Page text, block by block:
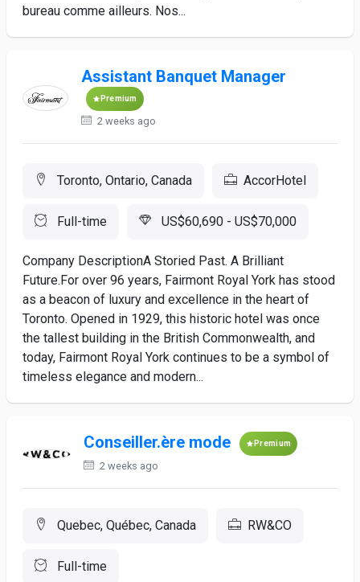
bureau comme ailleurs. Nos...
Assistant Banquet Manager
Premium
2 weeks ago
Toronto, Ontario, Canada AccorHotel
Full-time US$60,690 - US$70,000
Company DescriptionA Storied Past. A Brilliant
Future.For over 96 years, Fairmont Royal York has stood
as a beacon of luxury and excellence in the heart of
Toronto. Opened in 1929, this historic hotel was once
the tallest building in the British Commonwealth, and
today, Fairmont Royal York continues to be a symbol of
timeless elegance and modern...
Conseiller.ère mode Premium
2 weeks ago
Quebec, Québec, Canada RW&CO
Full-time